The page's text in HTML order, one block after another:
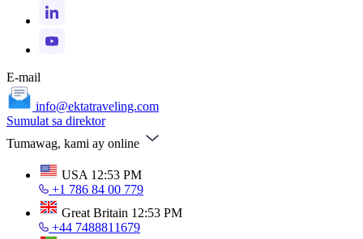
E-mail
info@ektatraveling.com
Sumulat sa direktor
Tumawag, kami ay online
USA 12:53 PM
+1 786 84 00 779
Great Britain 12:53 PM
+44 7488811679